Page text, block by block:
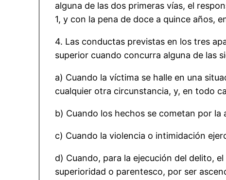
alguna de las dos primeras vías, el
1, y con la pena de doce a quince años,
4. Las conductas previstas en los tres
superior cuando concurra alguna de las
a) Cuando la víctima se halle en una
cualquier otra circunstancia, y, en todo
b) Cuando los hechos se cometan por
c) Cuando la violencia o intimidación
d) Cuando, para la ejecución del delito,
superioridad o parentesco, por ser